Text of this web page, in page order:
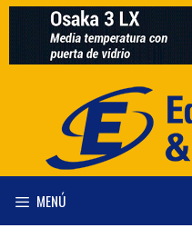
Saltar
contenido
MENÚ